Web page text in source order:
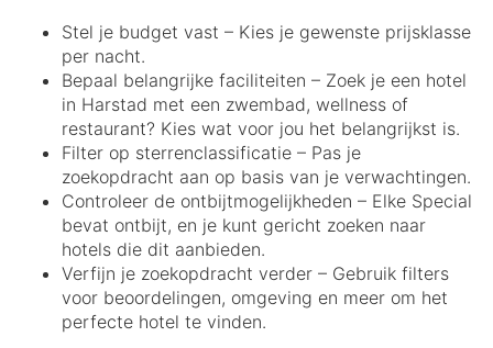
Stel je budget vast – Kies je gewenste prijsklasse
per nacht.
Bepaal belangrijke faciliteiten – Zoek je een hotel
in Harstad met een zwembad, wellness of
restaurant? Kies wat voor jou het belangrijkst is.
Filter op sterrenclassificatie – Pas je
zoekopdracht aan op basis van je verwachtingen.
Controleer de ontbijtmogelijkheden – Elke Special
bevat ontbijt, en je kunt gericht zoeken naar
hotels die dit aanbieden.
Verfijn je zoekopdracht verder – Gebruik filters
voor beoordelingen, omgeving en meer om het
perfecte hotel te vinden.